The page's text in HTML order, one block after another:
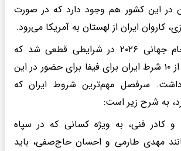
در این کشور هم وجود دارد که در صورت
کاروان ایران از لهستان به آمریکا می‌رود.
حضور ایران در جام جهانی ۲۰۲۶ در شرایطی قطعی شد که
مهدی تاج دیشب از ۱۰ شرط ایران برای فیفا برای حضور در این
سرفصل مهم‌ترین شروط ایران که
به شرح زیر است:
و کادر فنی، به ویژه کسانی که در سپاه
مهدی طارمی و احسان حاج‌صفی، باید